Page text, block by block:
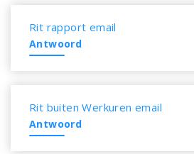
Rit rapport email
Antwoord
Rit buiten Werkuren email
Antwoord